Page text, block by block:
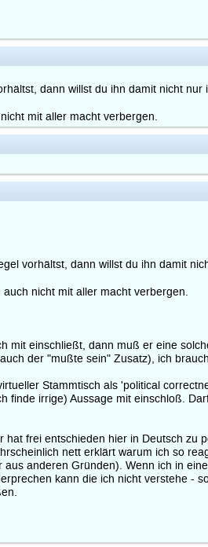
dann willst du ihn damit nicht nur
mit aller macht verbergen.
vorhältst, dann willst du ihn damit
nicht mit aller macht verbergen.
mit einschließt, dann muß er eine
der "mußte sein" Zusatz), ich
Stammtisch als 'political
finde irrige) Aussage mit einschloß.
frei entschieden hier in Deutsch zu
nett erklärt warum ich so
anderen Gründen). Wenn ich in
kann die ich nicht verstehe -